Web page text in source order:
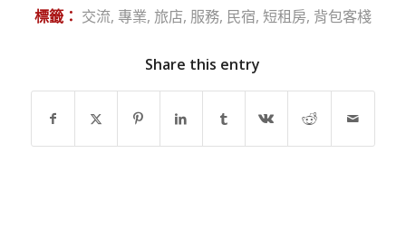
標籤： 交流, 專業, 旅店, 服務, 民宿, 短租房, 背包客棧
Share this entry